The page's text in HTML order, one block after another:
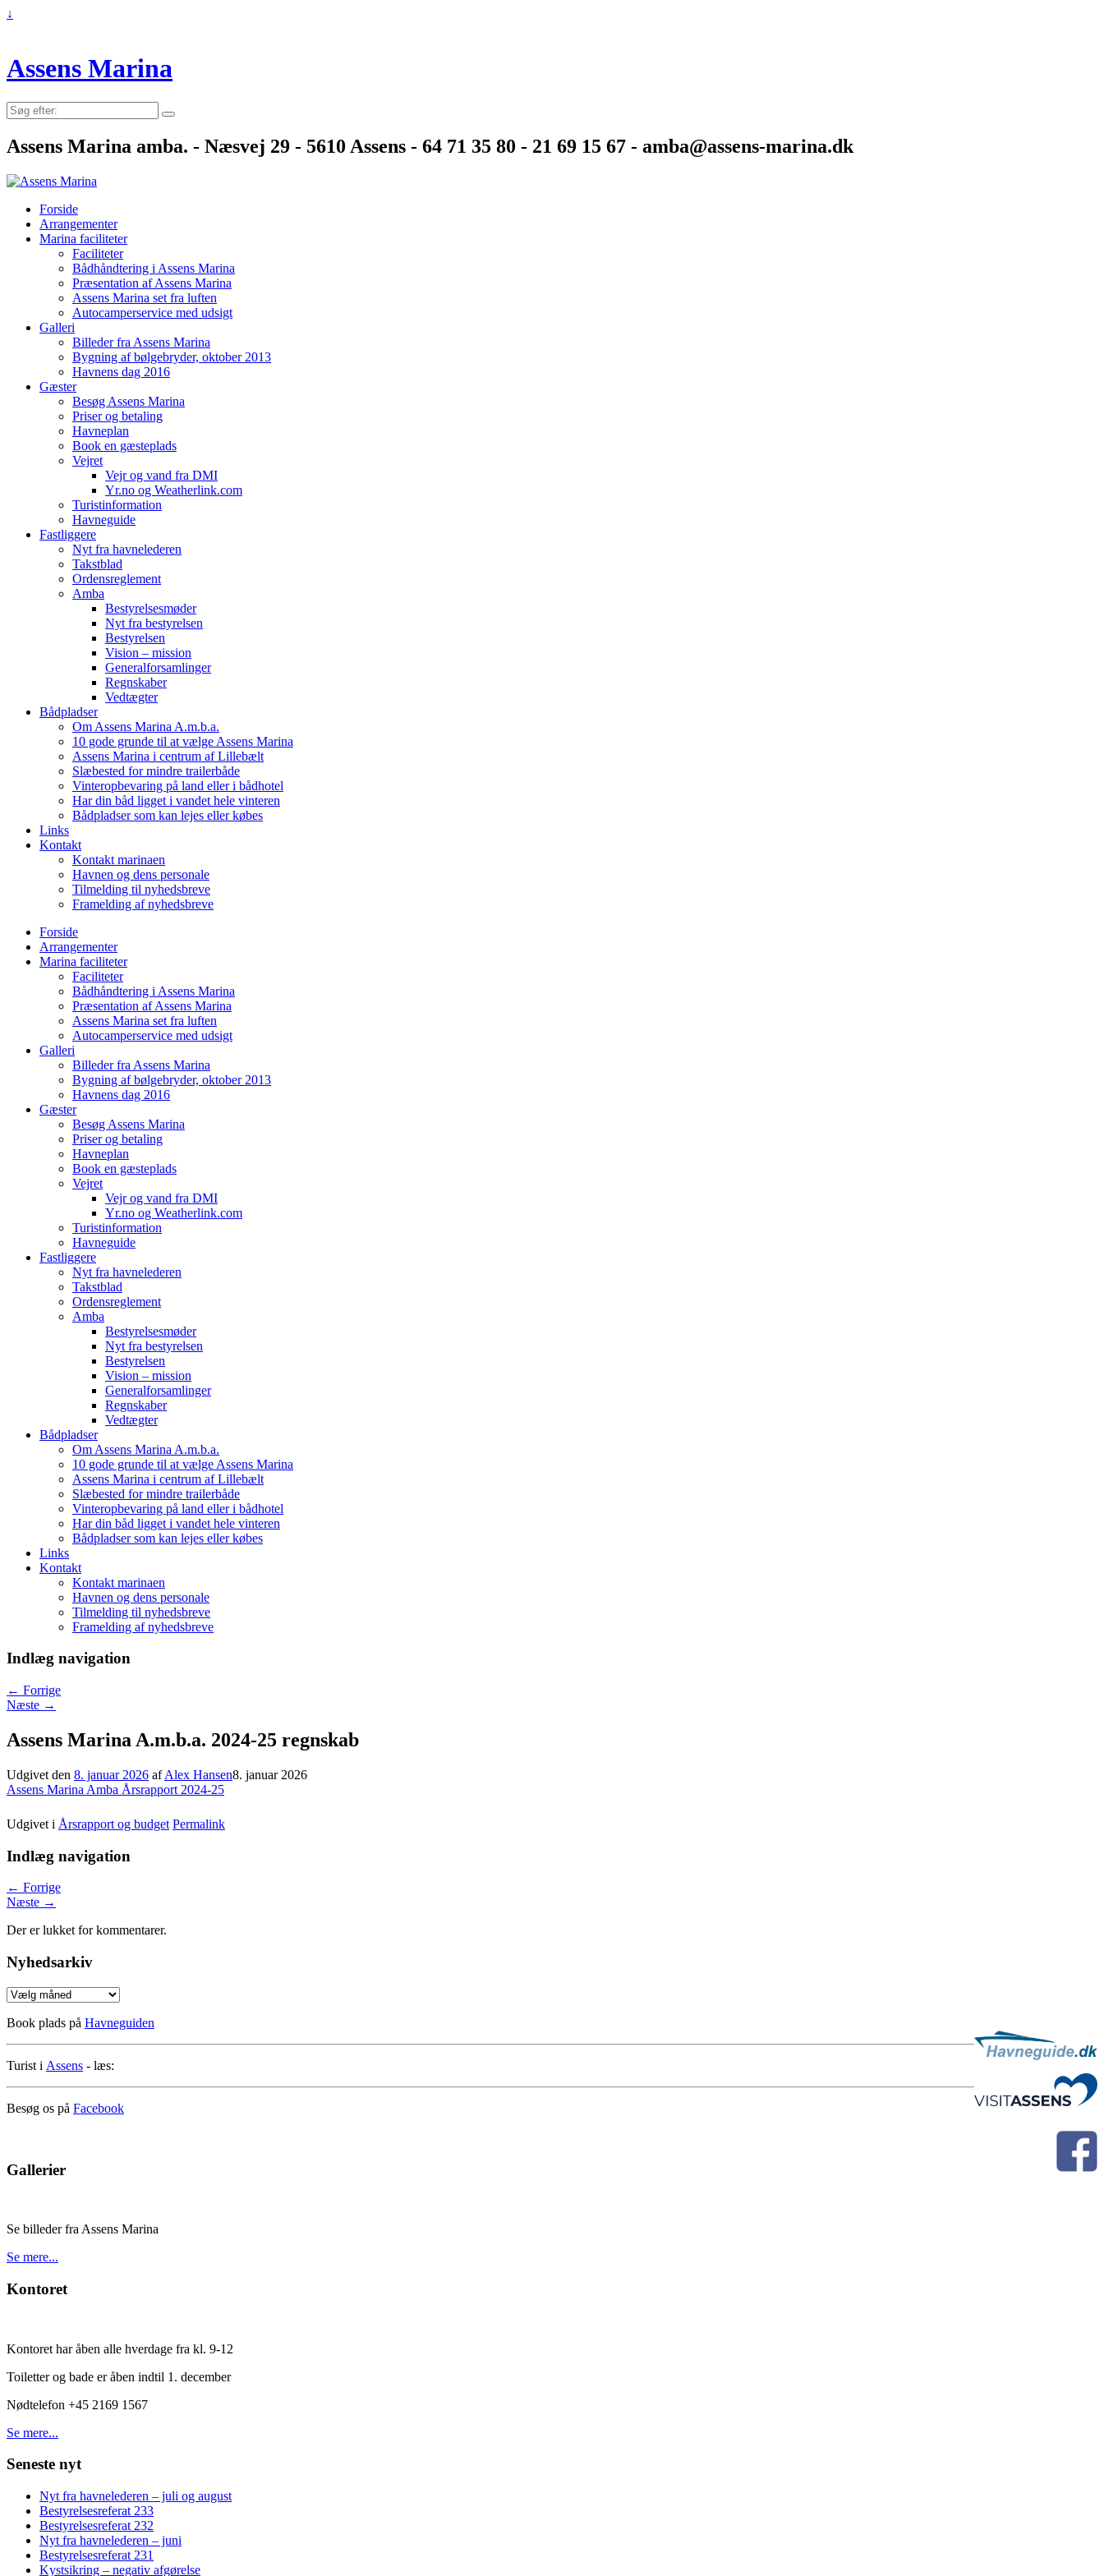
↓
Assens Marina
Søg
efter:
Assens Marina amba. - Næsvej 29 - 5610 Assens - 64 71 35 80 - 21 69 15 67 - amba@assens-marina.dk
Forside
Arrangementer
Marina faciliteter
Faciliteter
Bådhåndtering i Assens Marina
Præsentation af Assens Marina
Assens Marina set fra luften
Autocamperservice med udsigt
Galleri
Billeder fra Assens Marina
Bygning af bølgebryder, oktober 2013
Havnens dag 2016
Gæster
Besøg Assens Marina
Priser og betaling
Havneplan
Book en gæsteplads
Vejret
Vejr og vand fra DMI
Yr.no og Weatherlink.com
Turistinformation
Havneguide
Fastliggere
Nyt fra havnelederen
Takstblad
Ordensreglement
Amba
Bestyrelsesmøder
Nyt fra bestyrelsen
Bestyrelsen
Vision – mission
Generalforsamlinger
Regnskaber
Vedtægter
Bådpladser
Om Assens Marina A.m.b.a.
10 gode grunde til at vælge Assens Marina
Assens Marina i centrum af Lillebælt
Slæbested for mindre trailerbåde
Vinteropbevaring på land eller i bådhotel
Har din båd ligget i vandet hele vinteren
Bådpladser som kan lejes eller købes
Links
Kontakt
Kontakt marinaen
Havnen og dens personale
Tilmelding til nyhedsbreve
Framelding af nyhedsbreve
Forside
Arrangementer
Marina faciliteter
Faciliteter
Bådhåndtering i Assens Marina
Præsentation af Assens Marina
Assens Marina set fra luften
Autocamperservice med udsigt
Galleri
Billeder fra Assens Marina
Bygning af bølgebryder, oktober 2013
Havnens dag 2016
Gæster
Besøg Assens Marina
Priser og betaling
Havneplan
Book en gæsteplads
Vejret
Vejr og vand fra DMI
Yr.no og Weatherlink.com
Turistinformation
Havneguide
Fastliggere
Nyt fra havnelederen
Takstblad
Ordensreglement
Amba
Bestyrelsesmøder
Nyt fra bestyrelsen
Bestyrelsen
Vision – mission
Generalforsamlinger
Regnskaber
Vedtægter
Bådpladser
Om Assens Marina A.m.b.a.
10 gode grunde til at vælge Assens Marina
Assens Marina i centrum af Lillebælt
Slæbested for mindre trailerbåde
Vinteropbevaring på land eller i bådhotel
Har din båd ligget i vandet hele vinteren
Bådpladser som kan lejes eller købes
Links
Kontakt
Kontakt marinaen
Havnen og dens personale
Tilmelding til nyhedsbreve
Framelding af nyhedsbreve
Indlæg navigation
← Forrige
Næste →
Assens Marina A.m.b.a. 2024-25 regnskab
Udgivet den 8. januar 2026 afAlex Hansen8. januar 2026
Assens Marina Amba Årsrapport 2024-25
Udgivet i Årsrapport og budget Permalink
Indlæg navigation
← Forrige
Næste →
Der er lukket for kommentarer.
Nyhedsarkiv
Nyhedsarkiv
Book plads på Havneguiden
Turist i Assens - læs:
Besøg os på Facebook
Gallerier
Se billeder fra Assens Marina
Se mere...
Kontoret
Kontoret har åben alle hverdage fra kl. 9-12
Toiletter og bade er åben indtil 1. december
Nødtelefon +45 2169 1567
Se mere...
Seneste nyt
Nyt fra havnelederen – juli og august
Bestyrelsesreferat 233
Bestyrelsesreferat 232
Nyt fra havnelederen – juni
Bestyrelsesreferat 231
Kystsikring – negativ afgørelse